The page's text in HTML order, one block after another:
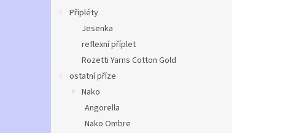
Připléty
Jesenka
reflexní příplet
Rozetti Yarns Cotton Gold
ostatní příze
Nako
Angorella
Nako Ombre